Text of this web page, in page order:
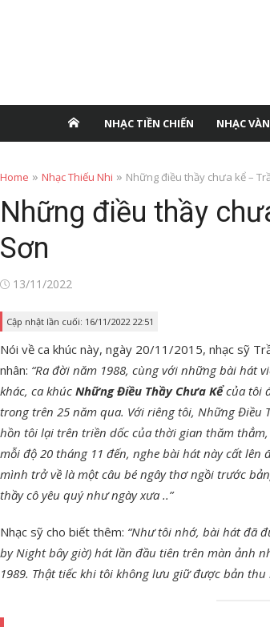
NHẠC TIỀN CHIẾN NHẠC
Home » Nhạc Thiếu Nhi » Những điều thầy chưa kể –
Những điều thầy
Sơn
Posted
13/11/2022
Cập nhật lần cuối: 16/11/2022 22:51
Nói về ca khúc này, ngày 20/11/2015, nhạc sỹ
nhân: “Ra đời năm 1988, cùng với những bài hát
khác, ca khúc Những Điều Thầy Chưa Kểcủa tôi
trong trên 25 năm qua. Với riêng tôi, Những Điều
hồn tôi lại trên triền dốc của thời gian thăm
mỗi độ 20 tháng 11 đến, nghe bài hát này cất
mình trở về là một câu bé ngây thơ ngồi trước
thầy cô yêu quý như ngày xưa ..”
Nhạc sỹ cho biết thêm: “Như tôi nhớ, bài hát đã
by Night bây giờ) hát lần đầu tiên trên màn ảnh
1989. Thật tiếc khi tôi không lưu giữ được bản thu